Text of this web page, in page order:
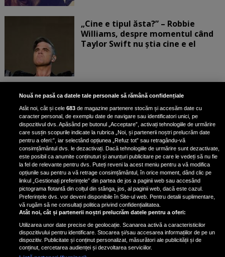
„Cine e tipul ăsta?” – Robbie
Williams, despre momentul când
Taylor Swift nu știa cine e el
Bruce Dickinson, solistul trupei
Iron Maiden, şi-a arătat talentul
de scrimer la un concurs în Franţa
Nicki Minaj, acuzată de agresiune
de fostul manager: Detalii șocante
din proces
Nicki Minaj le-a lăudat pe...
Nouă ne pasă ca datele tale personale să rămână confidențiale
Atât noi, cât și cele683 de magazine partenere stocăm și accesăm date cu
caracter personal, de exemplu date de navigare sau identificatori unici, pe
dispozitivul dvs. Apăsând pe butonul „Acceptare”, activați tehnologiile de urmărire
care susțin scopurile indicate la rubrica „Noi, și partenerii noștri prelucrăm date
pentru a oferi:”, iar selectând opțiunea „Refuz tot” sau retragându-vă
consimțământul dvs. le dezactivați. Dacă tehnologiile de urmărire sunt dezactivate,
este posibil ca anumite conținuturi și anunțuri publicitare pe care le vedeți să nu fie
la fel de relevante pentru dvs. Puteți reveni la acest meniu pentru a vă modifica
opțiunile sau pentru a vă retrage consimțământul, în orice moment, dând clic pe
linkul „Gestionați preferințele” din partea de jos a paginii web sau accesând
pictograma flotantă din colțul din stânga, jos, al paginii web, dacă este cazul.
Preferințele dvs. vor deveni disponibile în Site-ul web. Pentru detalii suplimentare,
vă rugăm să ne consultați politica privind confidențialitatea.
Atât noi, cât și partenerii noștri prelucrăm datele pentru a oferi:
Utilizarea unor date precise de geolocație. Scanarea activă a caracteristicilor
dispozitivului pentru identificare. Stocarea și/sau accesarea informațiilor de pe un
dispozitiv. Publicitate și conținut personalizat, măsurători ale publicității și de
conținut, cercetarea audienței și dezvoltarea serviciilor.